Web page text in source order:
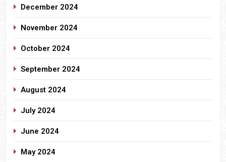
December 2024
November 2024
October 2024
September 2024
August 2024
July 2024
June 2024
May 2024